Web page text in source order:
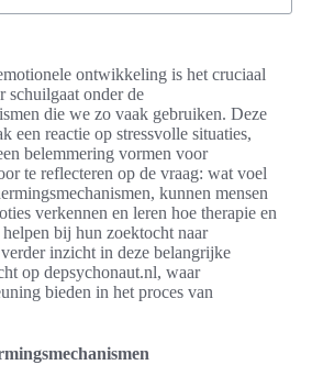
ontwikkeling is het cruciaal
schuilgaat onder de
die we zo vaak gebruiken. Deze
een reactie op stressvolle situaties,
belemmering vormen voor
te reflecteren op de vraag: wat voel
kunnen mensen
verkennen en leren hoe therapie en
bij hun zoektocht naar
inzicht in deze belangrijke
op depsychonaut.nl, waar
bieden in het proces van